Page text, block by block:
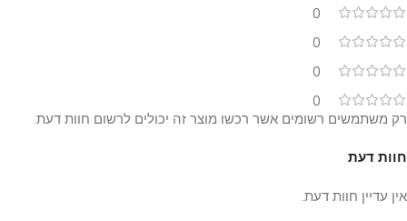
0
0
0
0
חוות דעת
אין עדיין חוות דעת.
רק משתמשים רשומים אשר רכשו מוצר זה יכולים לרשום חוות דעת.